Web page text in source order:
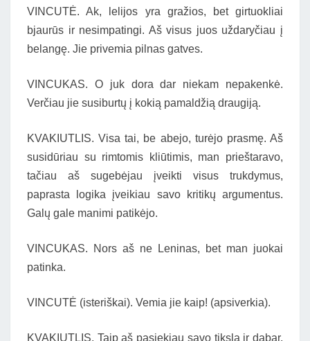
VINCUTĖ. Ak, lelijos yra gražios, bet girtuokliai
bjaurūs ir nesimpatingi. Aš visus juos uždaryčiau į
belangę. Jie privemia pilnas gatves.
VINCUKAS. O juk dora dar niekam nepakenkė.
Verčiau jie susiburtų į kokią pamaldžią draugiją.
KVAKIUTLIS. Visa tai, be abejo, turėjo prasmę. Aš
susidūriau su rimtomis kliūtimis, man prieštaravo,
tačiau aš sugebėjau įveikti visus trukdymus,
paprasta logika įveikiau savo kritikų argumentus.
Galų gale manimi patikėjo.
VINCUKAS. Nors aš ne Leninas, bet man juokai
patinka.
VINCUTĖ (isteriškai). Vemia jie kaip! (apsiverkia).
KVAKIUTLIS. Taip aš pasiekiau savo tikslą ir dabar,